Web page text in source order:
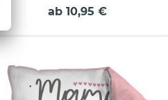
ab 10,95 €